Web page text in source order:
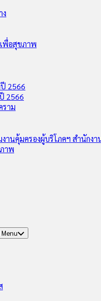
พื่อสุขภาพ
2566
2566
ราม
นคุ้มครองผู้บริโภคฯ สำนักง
าพ